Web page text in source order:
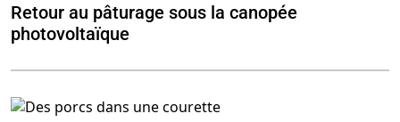
Retour au pâturage sous la canopée
photovoltaïque